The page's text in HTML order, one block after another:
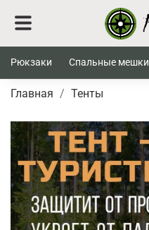
Рюкзаки Спальные мешки
Главная Тенты